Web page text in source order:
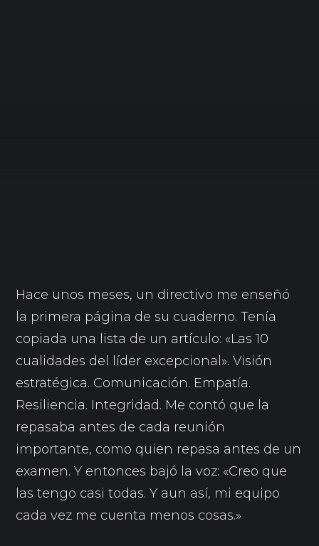
Hace unos meses, un directivo me enseñó
la primera página de su cuaderno. Tenía
copiada una lista de un artículo: «Las 10
cualidades del líder excepcional». Visión
estratégica. Comunicación. Empatía.
Resiliencia. Integridad. Me contó que la
repasaba antes de cada reunión
importante, como quien repasa antes de un
examen. Y entonces bajó la voz: «Creo que
las tengo casi todas. Y aun así, mi equipo
cada vez me cuenta menos cosas.»